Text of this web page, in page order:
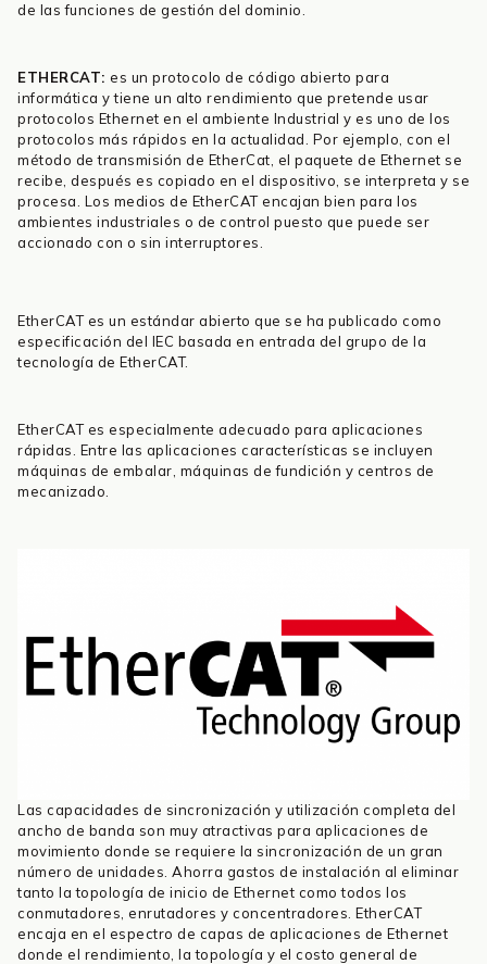
de las funciones de gestión del dominio.
ETHERCAT: es un protocolo de código abierto para
informática y tiene un alto rendimiento que pretende usar
protocolos Ethernet en el ambiente Industrial y es uno de los
protocolos más rápidos en la actualidad. Por ejemplo, con el
método de transmisión de EtherCat, el paquete de Ethernet se
recibe, después es copiado en el dispositivo, se interpreta y se
procesa. Los medios de EtherCAT encajan bien para los
ambientes industriales o de control puesto que puede ser
accionado con o sin interruptores.
EtherCAT es un estándar abierto que se ha publicado como
especificación del IEC basada en entrada del grupo de la
tecnología de EtherCAT.
EtherCAT es especialmente adecuado para aplicaciones
rápidas. Entre las aplicaciones características se incluyen
máquinas de embalar, máquinas de fundición y centros de
mecanizado.
Las capacidades de sincronización y utilización completa del
ancho de banda son muy atractivas para aplicaciones de
movimiento donde se requiere la sincronización de un gran
número de unidades. Ahorra gastos de instalación al eliminar
tanto la topología de inicio de Ethernet como todos los
conmutadores, enrutadores y concentradores. EtherCAT
encaja en el espectro de capas de aplicaciones de Ethernet
donde el rendimiento, la topología y el costo general de